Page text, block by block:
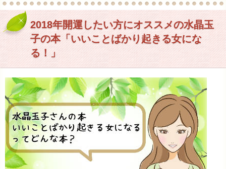
2018年開運したい方にオススメの水晶玉
子の本「いいことばかり起きる女にな
る！」